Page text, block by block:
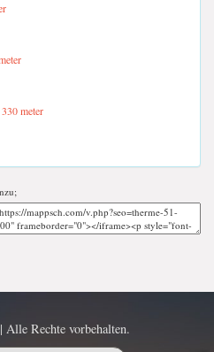
330 meter
Alle Rechte vorbehalten.